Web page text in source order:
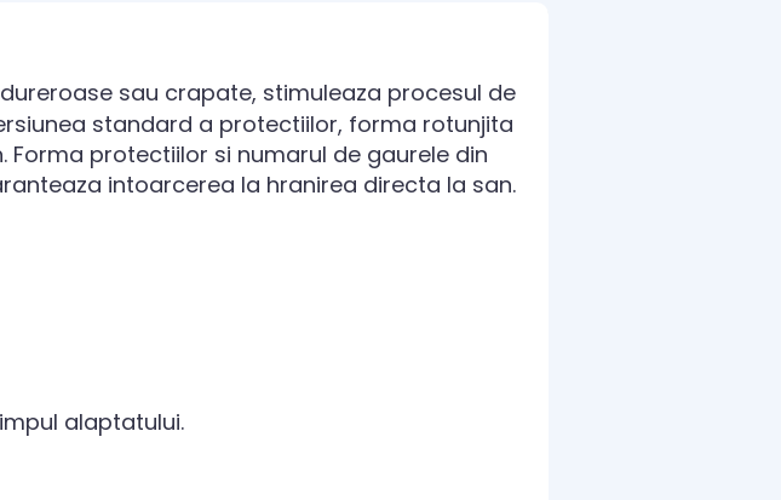
sau crapate, stimuleaza procesul de
standard a protectiilor, forma rotunjita
protectiilor si numarul de gaurele din
intoarcerea la hranirea directa la san.
alaptatului.